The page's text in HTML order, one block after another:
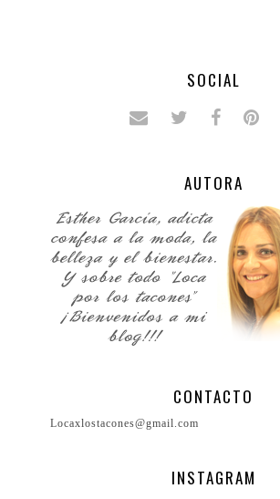
SOCIAL
AUTORA
CONTACTO
Locaxlostacones@gmail.com
INSTAGRAM